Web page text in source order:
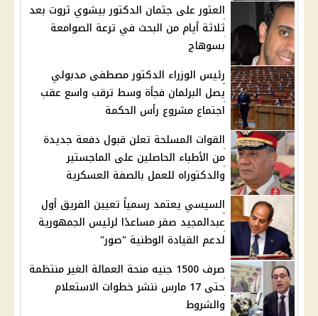
العثور على جثمان الدكتور بيشوي ثروت بعد
ثلاثة أيام من البحث في ترعة الصوامعة
بسوهاج
رئيس الوزراء الدكتور مصطفى مدبولي
يصل البرلمان فجأة وسط ترقب واسع عقب
اجتماع مشروع رأس الحكمة
القوات المسلحة تعلن قبول دفعة جديدة
من الأطباء الحاصلين على الماجستير
والدكتوراه للعمل بالصفة العسكرية
السيسي يعتمد رسمياً تعيين الفريق أول
عبدالمجيد صقر مساعدًا لرئيس الجمهورية
لدعم القيادة الوطنية "صور"
صرف 1500 جنيه منحة العمالة الغير منتظمة
حتى 17 مارس ننشر خطوات الاستعلام
والشروط